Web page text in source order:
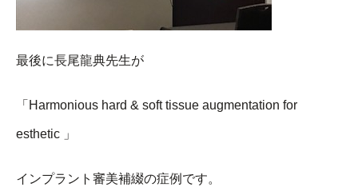
最後に長尾龍典先生が
「Harmonious hard & soft tissue augmentation for
esthetic 」
インプラント審美補綴の症例です。